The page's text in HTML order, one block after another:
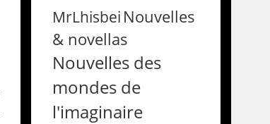
MrLhisbei Nouvelles
& novellas
Nouvelles des
mondes de
l'imaginaire